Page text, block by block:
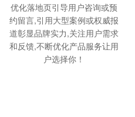
优化落地页引导用户咨询或预
约留言,引用大型案例或权威报
道彰显品牌实力,关注用户需求
和反馈,不断优化产品服务让用
户选择你！